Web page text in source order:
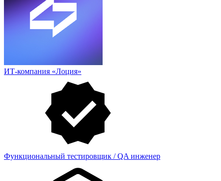
ИТ-компания «Лоция»
Функциональный тестировщик / QA инженер